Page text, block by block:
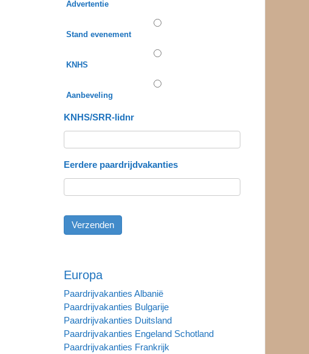
Advertentie
Stand evenement
KNHS
Aanbeveling
KNHS/SRR-lidnr
Eerdere paardrijdvakanties
Europa
Paardrijvakanties Albanië
Paardrijvakanties Bulgarije
Paardrijvakanties Duitsland
Paardrijvakanties Engeland Schotland
Paardrijvakanties Frankrijk